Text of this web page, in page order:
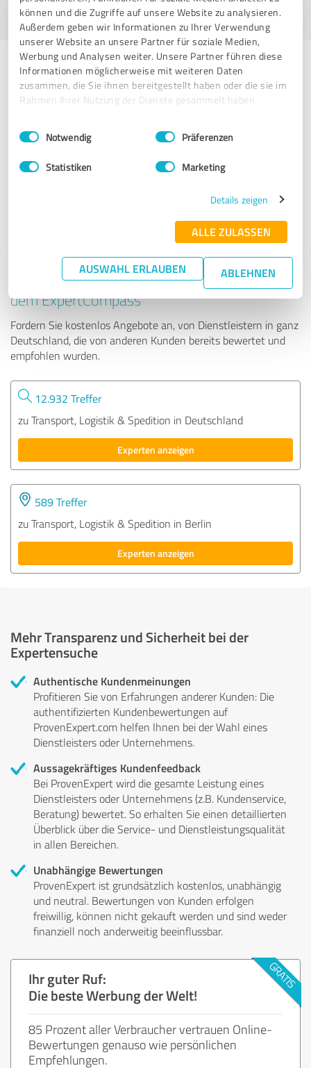
können und die Zugriffe auf unsere Website zu analysieren.
Außerdem geben wir Informationen zu Ihrer Verwendung
unserer Website an unsere Partner für soziale Medien,
Werbung und Analysen weiter. Unsere Partner führen diese
Informationen möglicherweise mit weiteren Daten
zusammen, die Sie ihnen bereitgestellt haben oder die sie im
Rahmen Ihrer Nutzung der Dienste gesammelt haben.
Impressum Datenschutzbestimmungen
Einwilligungsauswahl
Notwendig Präferenzen
Statistiken Marketing
Details zeigen
ALLE ZULASSEN
AUSWAHL ERLAUBEN ABLEHNEN
Profil aktiv seit 19.05.2025 | Letzte Aktualisierung: 05.08.2026
melden
Erfahrungen zu weiteren
Anbietern aus dem Bereich
Transport, Logistik & Spedition
Duwensee
Tipp: Die passenden Experten finden - mit
dem ExpertCompass
Fordern Sie kostenlos Angebote an, von Dienstleistern in ganz
Deutschland, die von anderen Kunden bereits bewertet und
empfohlen wurden.
12.932 Treffer
zu Transport, Logistik & Spedition in Deutschland
Experten anzeigen
589 Treffer
zu Transport, Logistik & Spedition in Berlin
Experten anzeigen
Mehr Transparenz und Sicherheit bei der
Expertensuche
Authentische Kundenmeinungen
Profitieren Sie von Erfahrungen anderer Kunden: Die
authentifizierten Kundenbewertungen auf
ProvenExpert.com helfen Ihnen bei der Wahl eines
Dienstleisters oder Unternehmens.
Aussagekräftiges Kundenfeedback
Bei ProvenExpert wird die gesamte Leistung eines
Dienstleisters oder Unternehmens (z.B. Kundenservice,
Beratung) bewertet. So erhalten Sie einen detaillierten
Überblick über die Service- und Dienstleistungsqualität
in allen Bereichen.
Unabhängige Bewertungen
ProvenExpert ist grundsätzlich kostenlos, unabhängig
und neutral. Bewertungen von Kunden erfolgen
freiwillig, können nicht gekauft werden und sind weder
finanziell noch anderweitig beeinflussbar.
Ihr guter Ruf:
Die beste Werbung der Welt!
85 Prozent aller Verbraucher vertrauen Online-
Bewertungen genauso wie persönlichen
Empfehlungen.